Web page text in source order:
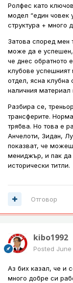
Ролфес като
модел “един човек
структура + много
Затова според мен
може да е
че днес обратното
клубове
отдел, ясна клубна
наличния материал
Разбира се,
трансферите.
трябва. Но това е
Анчелоти, Зидан,
показват, че
мениджър, и пак
исторически титли.
Отговор
kibo1992
Posted June
Aз бих казал, че и
много добре си